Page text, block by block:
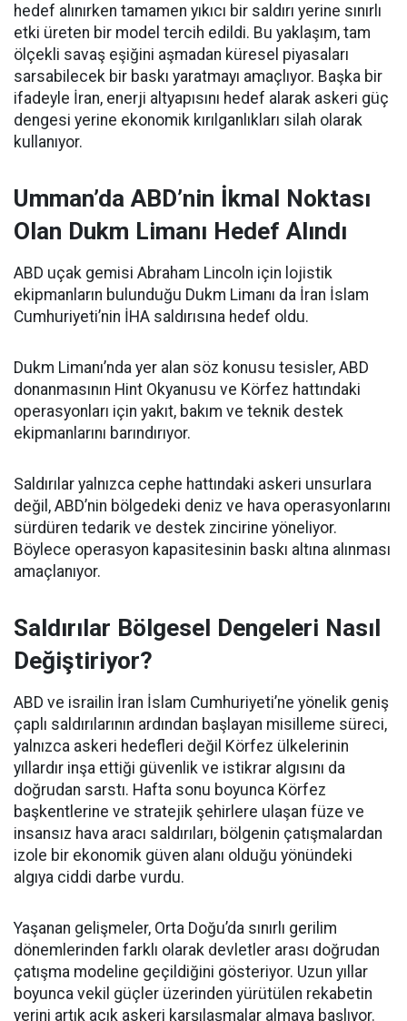
hedef alınırken tamamen yıkıcı bir saldırı yerine sınırlı
etki üreten bir model tercih edildi. Bu yaklaşım, tam
ölçekli savaş eşiğini aşmadan küresel piyasaları
sarsabilecek bir baskı yaratmayı amaçlıyor. Başka bir
ifadeyle İran, enerji altyapısını hedef alarak askeri güç
dengesi yerine ekonomik kırılganlıkları silah olarak
kullanıyor.
Umman’da ABD’nin İkmal Noktası
Olan Dukm Limanı Hedef Alındı
ABD uçak gemisi Abraham Lincoln için lojistik
ekipmanların bulunduğu Dukm Limanı da İran İslam
Cumhuriyeti’nin İHA saldırısına hedef oldu.
Dukm Limanı’nda yer alan söz konusu tesisler, ABD
donanmasının Hint Okyanusu ve Körfez hattındaki
operasyonları için yakıt, bakım ve teknik destek
ekipmanlarını barındırıyor.
Saldırılar yalnızca cephe hattındaki askeri unsurlara
değil, ABD’nin bölgedeki deniz ve hava operasyonlarını
sürdüren tedarik ve destek zincirine yöneliyor.
Böylece operasyon kapasitesinin baskı altına alınması
amaçlanıyor.
Saldırılar Bölgesel Dengeleri Nasıl
Değiştiriyor?
ABD ve israilin İran İslam Cumhuriyeti’ne yönelik geniş
çaplı saldırılarının ardından başlayan misilleme süreci,
yalnızca askeri hedefleri değil Körfez ülkelerinin
yıllardır inşa ettiği güvenlik ve istikrar algısını da
doğrudan sarstı. Hafta sonu boyunca Körfez
başkentlerine ve stratejik şehirlere ulaşan füze ve
insansız hava aracı saldırıları, bölgenin çatışmalardan
izole bir ekonomik güven alanı olduğu yönündeki
algıya ciddi darbe vurdu.
Yaşanan gelişmeler, Orta Doğu’da sınırlı gerilim
dönemlerinden farklı olarak devletler arası doğrudan
çatışma modeline geçildiğini gösteriyor. Uzun yıllar
boyunca vekil güçler üzerinden yürütülen rekabetin
yerini artık açık askeri karşılaşmalar almaya başlıyor.